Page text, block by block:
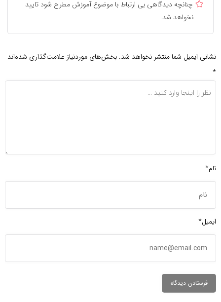
چنانچه دیدگاهی بی ارتباط با موضوع آموزش مطرح شود تایید
نخواهد شد.
نشانی ایمیل شما منتشر نخواهد شد. بخش‌های موردنیاز علامت‌گذاری شده‌اند
*
نام*
ایمیل*